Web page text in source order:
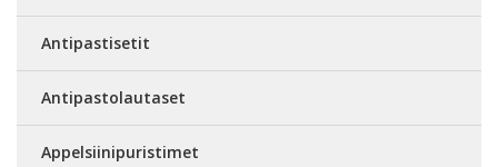
Antipastisetit
Antipastolautaset
Appelsiinipuristimet